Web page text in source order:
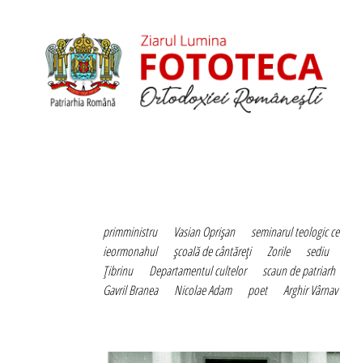
primministru Vasian Oprişan seminarul teologic
ieormonahul
şcoală de cântăreţi Zorile sediu
Ţibrinu
Departamentul cultelor scaun de patriarh
Gavril Branea
Nicolae Adam poet Arghir Vârnav